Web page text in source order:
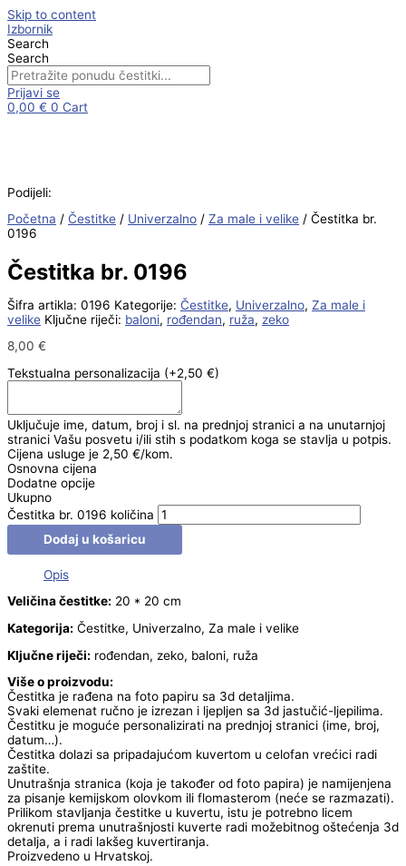
Skip to content
Izbornik
Search
Search
Prijavi se
0,00 € 0 Cart
Podijeli:
Početna / Čestitke / Univerzalno / Za male i velike / Čestitka br.
0196
Čestitka br. 0196
Šifra artikla: 0196 Kategorije: Čestitke, Univerzalno, Za male i
velike Ključne riječi: baloni, rođendan, ruža, zeko
8,00 €
Tekstualna personalizacija (+2,50 €)
Uključuje ime, datum, broj i sl. na prednjoj stranici a na unutarnjoj
stranici Vašu posvetu i/ili stih s podatkom koga se stavlja u potpis.
Cijena usluge je 2,50 €/kom.
Osnovna cijena
Dodatne opcije
Ukupno
Čestitka br. 0196 količina
Dodaj u košaricu
Opis
Veličina čestitke: 20 * 20 cm
Kategorija: Čestitke, Univerzalno, Za male i velike
Ključne riječi: rođendan, zeko, baloni, ruža
Više o proizvodu:
Čestitka je rađena na foto papiru sa 3d detaljima.
Svaki elemenat ručno je izrezan i ljepljen sa 3d jastučić-ljepilima.
Čestitku je moguće personalizirati na prednjoj stranici (ime, broj,
datum…).
Čestitka dolazi sa pripadajućom kuvertom u celofan vrećici radi
zaštite.
Unutrašnja stranica (koja je također od foto papira) je namijenjena
za pisanje kemijskom olovkom ili flomasterom (neće se razmazati).
Prilikom stavljanja čestitke u kuvertu, istu je potrebno licem
okrenuti prema unutrašnjosti kuverte radi možebitnog oštećenja 3d
detalja, a i radi lakšeg kuvertiranja.
Proizvedeno u Hrvatskoj.